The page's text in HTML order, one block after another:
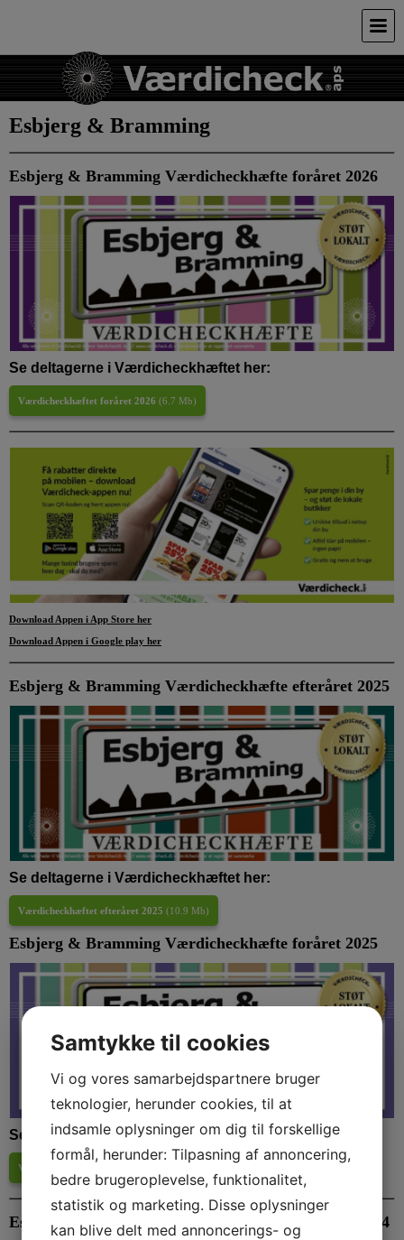
Esbjerg & Bramming
Esbjerg & Bramming Værdicheckhæfte foråret 2026
Se deltagerne i Værdicheckhæftet her:
Værdicheckhæftet foråret 2026 (6.7 Mb)
Download Appen i App Store her
Download Appen i Google play her
Esbjerg & Bramming Værdicheckhæfte efteråret 2025
Se deltagerne i Værdicheckhæftet her:
Værdicheckhæftet efteråret 2025 (10.9 Mb)
Esbjerg & Bramming Værdicheckhæfte foråret 2025
Se deltagerne i Værdicheckhæftet her:
Værdicheckhæftet foråret 2025
Esbjerg & Bramming Værdicheckhæfte efteråret 2024
Samtykke til cookies
Vi og vores samarbejdspartnere bruger
teknologier, herunder cookies, til at
indsamle oplysninger om dig til forskellige
formål, herunder: Tilpasning af annoncering,
bedre brugeroplevelse, funktionalitet,
statistik og marketing. Disse oplysninger
kan blive delt med annoncerings- og